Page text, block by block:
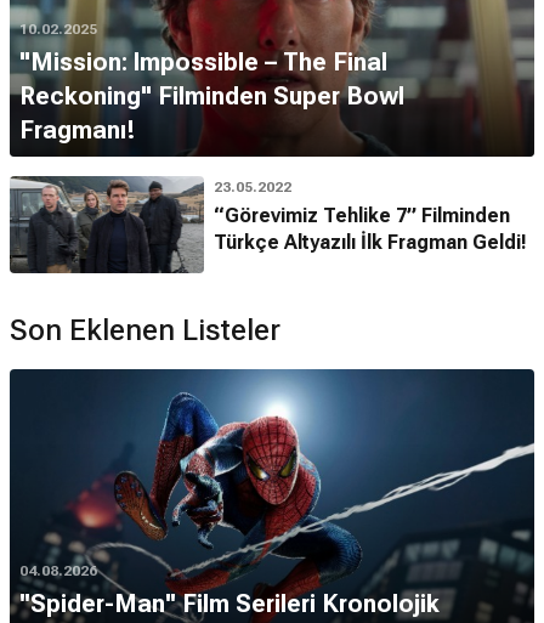
10.02.2025
"Mission: Impossible – The Final
Reckoning" Filminden Super Bowl
Fragmanı!
23.05.2022
“Görevimiz Tehlike 7” Filminden
Türkçe Altyazılı İlk Fragman Geldi!
Son Eklenen Listeler
04.08.2026
''Spider-Man'' Film Serileri Kronolojik